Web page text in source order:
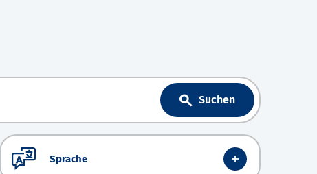
Suchen
Sprache